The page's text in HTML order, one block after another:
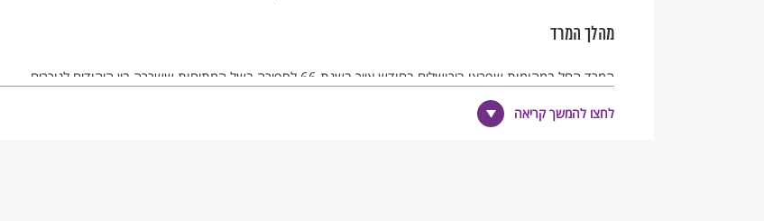
מהלך המרד
המרד החל במהומות שפרצו בירושלים בחודש אייר בשנת 66 לספירה בשל המתיחות ששררה בין היהודים לנוכרים
(ההלניסטים) ובשל זלזולו של הנציב הרומי ברגשות היהודים. כמה מן המנהיגים המתונים, ובראשם המלך אגריפס השני,
לחצו להמשך קריאה